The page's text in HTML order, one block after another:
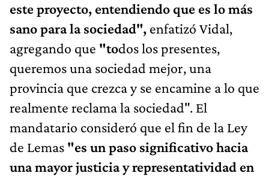
este proyecto, entendiendo que es lo más
sano para la sociedad", enfatizó Vidal,
agregando que "todos los presentes,
queremos una sociedad mejor, una
provincia que crezca y se encamine a lo que
realmente reclama la sociedad". El
mandatario consideró que el fin de la Ley
de Lemas "es un paso significativo hacia
una mayor justicia y representatividad en